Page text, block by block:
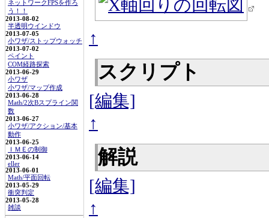
ネットワークFPSを作ろ
う！！
2013-08-02
半透明ウインドウ
2013-07-05
小ワザ/ストップウォッチ
2013-07-02
ペイント
COM経路探索
2013-06-29
小ワザ
小ワザ/マップ作成
2013-06-28
Math/2次Bスプライン関
数
2013-06-27
小ワザ/アクション/基本
動作
2013-06-25
ＩＭＥの制御
2013-06-14
eller
2013-06-01
Math/平面回転
2013-05-29
衝突判定
2013-05-28
雑談
↑
スクリプト
[編集]
↑
解説
[編集]
↑